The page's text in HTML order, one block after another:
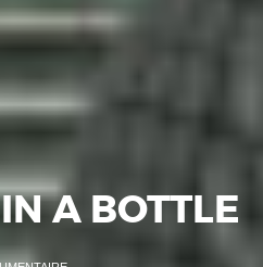
A BOTTLE